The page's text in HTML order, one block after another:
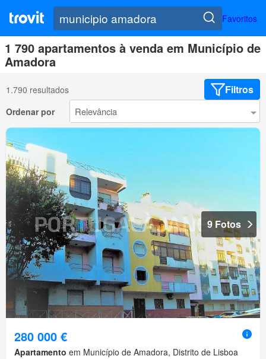
Favoritos
1 790 apartamentos à venda em Município de
Amadora
1.790 resultados Filtros
Ordenar por
9 Fotos
280 000 €
Apartamento em Município de Amadora, Distrito de Lisboa